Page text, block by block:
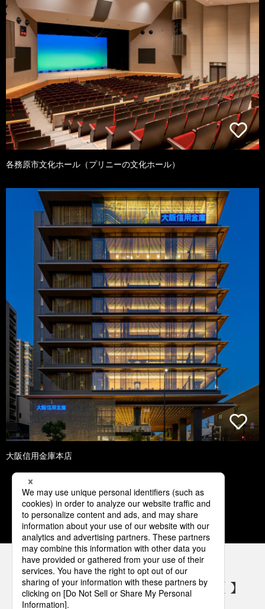
各務原市文化ホール（プリニーの文化ホール）
大阪信用金庫本店
1 2 3 4 5
パナソニックの電気設備 SNSアカウント